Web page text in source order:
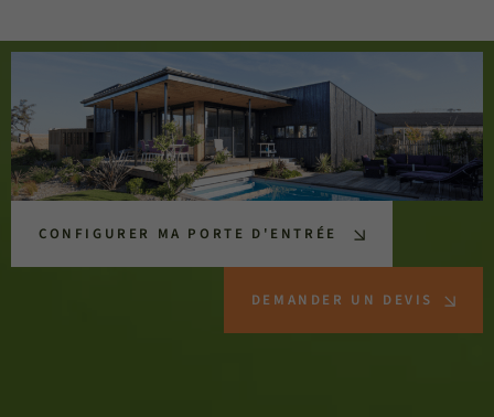
CONFIGURER MA PORTE D'ENTRÉE
DEMANDER UN DEVIS